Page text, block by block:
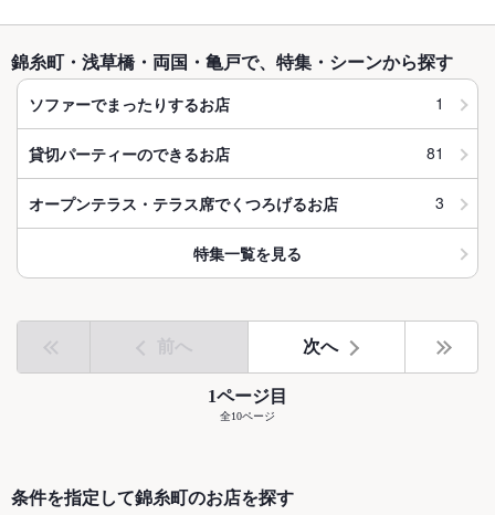
錦糸町・浅草橋・両国・亀戸で、特集・シーンから探す
ソファーでまったりするお店 1
貸切パーティーのできるお店 81
オープンテラス・テラス席でくつろげるお店 3
特集一覧を見る
前へ 次へ
1ページ目
全10ページ
条件を指定して錦糸町のお店を探す